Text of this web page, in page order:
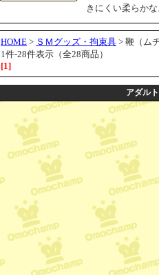
きにくい柔らか
HOME > ＳＭグッズ・拘束具 > 鞭（ム
1件-28件表示（全28商品）
[1]
アダル